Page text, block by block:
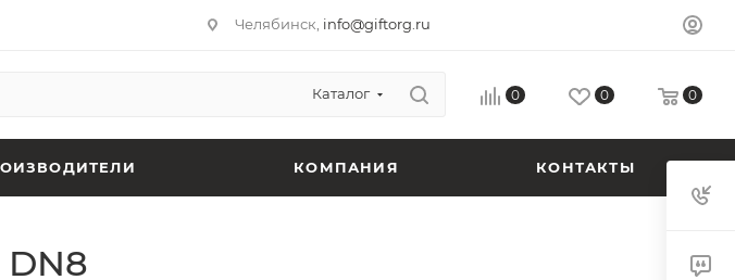
Челябинск, info@giftorg.ru
Каталог 0 0 0
КОМПАНИЯ КОНТАКТЫ
DN8